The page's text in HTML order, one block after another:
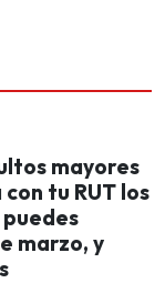
mayores
tu RUT los
marzo, y